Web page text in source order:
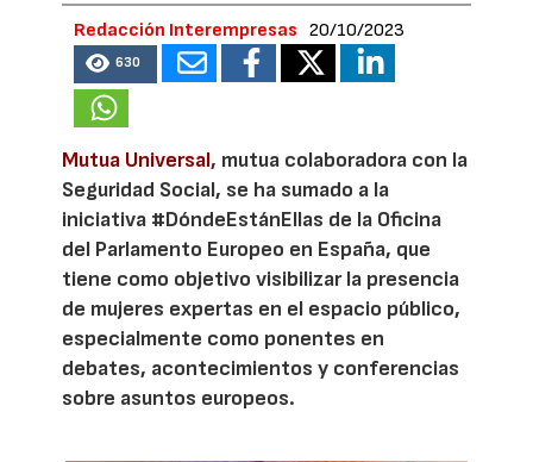
Redacción Interempresas 20/10/2023
630
Mutua Universal, mutua colaboradora con la
Seguridad Social, se ha sumado a la
iniciativa #DóndeEstánEllas de la Oficina
del Parlamento Europeo en España, que
tiene como objetivo visibilizar la presencia
de mujeres expertas en el espacio público,
especialmente como ponentes en
debates, acontecimientos y conferencias
sobre asuntos europeos.